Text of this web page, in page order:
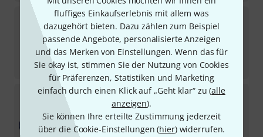
fluffiges Einkaufserlebnis mit allem was
dazugehört bieten. Dazu zählen zum Beispiel
passende Angebote, personalisierte Anzeigen
und das Merken von Einstellungen. Wenn das für
Sie okay ist, stimmen Sie der Nutzung von Cookies
für Präferenzen, Statistiken und Marketing
einfach durch einen Klick auf „Geht klar“ zu (alle
anzeigen).
Sie können Ihre erteilte Zustimmung jederzeit
über die Cookie-Einstellungen (hier) widerrufen.
Doepfer A-100C30
238
Sofort lieferbar
2,10€
UVP:2,80 €
-25%
DoepferA-100C120
255
Sofort lieferbar
3€